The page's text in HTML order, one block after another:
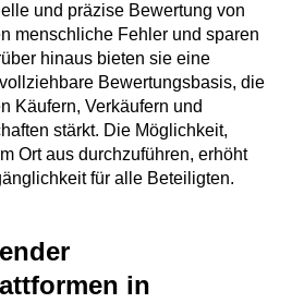
und präzise Bewertung von
menschliche Fehler und sparen
hinaus bieten sie eine
Bewertungsbasis, die
Käufern, Verkäufern und
stärkt. Die Möglichkeit,
Ort aus durchzuführen, erhöht
für alle Beteiligten.
in